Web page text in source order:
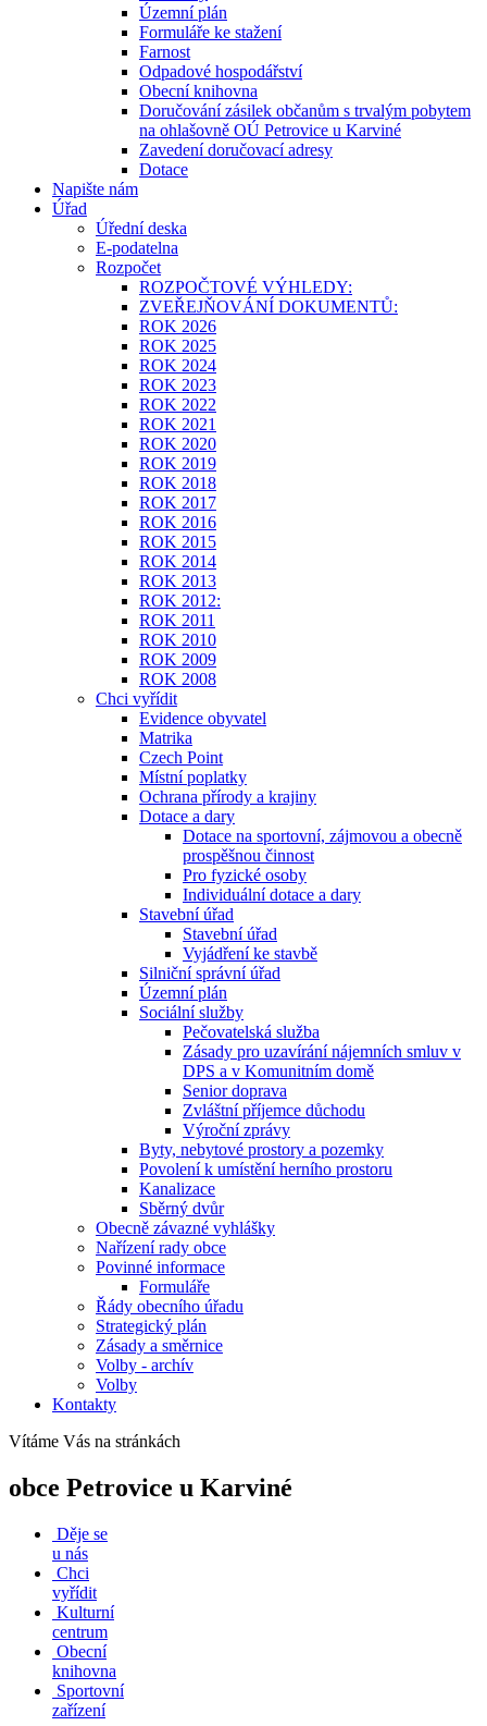
Územní plán
Formuláře ke stažení
Farnost
Odpadové hospodářství
Obecní knihovna
Doručování zásilek občanům s trvalým pobytem
na ohlašovně OÚ Petrovice u Karviné
Zavedení doručovací adresy
Dotace
Napište nám
Úřad
Úřední deska
E-podatelna
Rozpočet
ROZPOČTOVÉ VÝHLEDY:
ZVEŘEJŇOVÁNÍ DOKUMENTŮ:
ROK 2026
ROK 2025
ROK 2024
ROK 2023
ROK 2022
ROK 2021
ROK 2020
ROK 2019
ROK 2018
ROK 2017
ROK 2016
ROK 2015
ROK 2014
ROK 2013
ROK 2012:
ROK 2011
ROK 2010
ROK 2009
ROK 2008
Chci vyřídit
Evidence obyvatel
Matrika
Czech Point
Místní poplatky
Ochrana přírody a krajiny
Dotace a dary
Dotace na sportovní, zájmovou a obecně
prospěšnou činnost
Pro fyzické osoby
Individuální dotace a dary
Stavební úřad
Stavební úřad
Vyjádření ke stavbě
Silniční správní úřad
Územní plán
Sociální služby
Pečovatelská služba
Zásady pro uzavírání nájemních smluv v
DPS a v Komunitním domě
Senior doprava
Zvláštní příjemce důchodu
Výroční zprávy
Byty, nebytové prostory a pozemky
Povolení k umístění herního prostoru
Kanalizace
Sběrný dvůr
Obecně závazné vyhlášky
Nařízení rady obce
Povinné informace
Formuláře
Řády obecního úřadu
Strategický plán
Zásady a směrnice
Volby - archív
Volby
Kontakty
Vítáme Vás na stránkách
obce Petrovice u Karviné
Děje se
u nás
Chci
vyřídit
Kulturní
centrum
Obecní
knihovna
Sportovní
zařízení